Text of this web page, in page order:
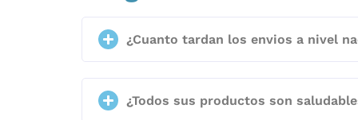
¿Cuanto tardan los envios a nivel
¿Todos sus productos son